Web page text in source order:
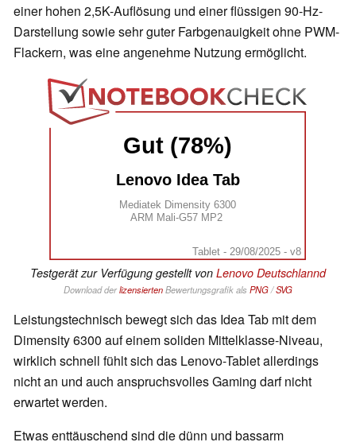
einer hohen 2,5K-Auflösung und einer flüssigen 90-Hz-
Darstellung sowie sehr guter Farbgenauigkeit ohne PWM-
Flackern, was eine angenehme Nutzung ermöglicht.
Gut (78%)
Lenovo Idea Tab
Mediatek Dimensity 6300
ARM Mali-G57 MP2
Tablet - 29/08/2025 - v8
Testgerät zur Verfügung gestellt von Lenovo Deutschlannd
Download derlizensiertenBewertungsgrafik als PNG/SVG
Leistungstechnisch bewegt sich das Idea Tab mit dem
Dimensity 6300 auf einem soliden Mittelklasse-Niveau,
wirklich schnell fühlt sich das Lenovo-Tablet allerdings
nicht an und auch anspruchsvolles Gaming darf nicht
erwartet werden.
Etwas enttäuschend sind die dünn und bassarm